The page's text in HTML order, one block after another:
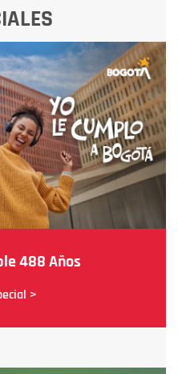
488 Años
>